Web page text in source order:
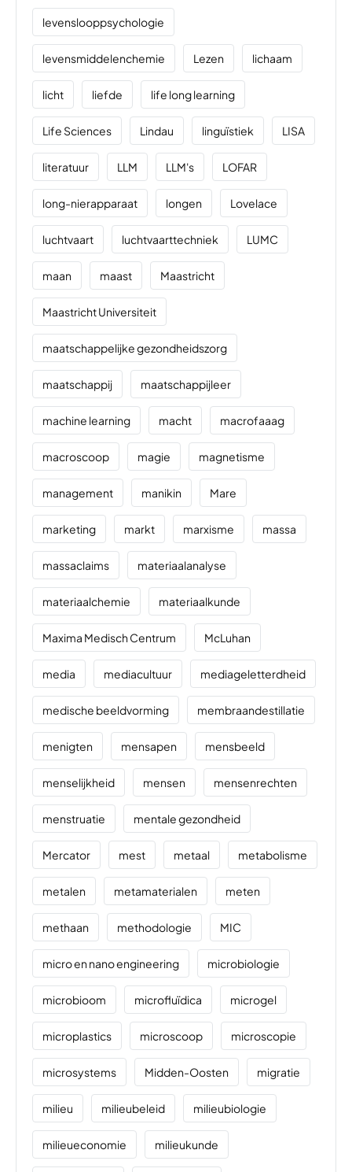
levenslooppsychologie
levensmiddelenchemie Lezen lichaam
licht liefde life long learning
Life Sciences Lindau linguïstiek LISA
literatuur LLM LLM's LOFAR
long-nierapparaat longen Lovelace
luchtvaart luchtvaarttechniek LUMC
maan maast Maastricht
Maastricht Universiteit
maatschappelijke gezondheidszorg
maatschappij maatschappijleer
machine learning macht macrofaaag
macroscoop magie magnetisme
management manikin Mare
marketing markt marxisme massa
massaclaims materiaalanalyse
materiaalchemie materiaalkunde
Maxima Medisch Centrum McLuhan
media mediacultuur mediageletterdheid
medische beeldvorming membraandestillatie
menigten mensapen mensbeeld
menselijkheid mensen mensenrechten
menstruatie mentale gezondheid
Mercator mest metaal metabolisme
metalen metamaterialen meten
methaan methodologie MIC
micro en nano engineering microbiologie
microbioom microfluïdica microgel
microplastics microscoop microscopie
microsystems Midden-Oosten migratie
milieu milieubeleid milieubiologie
milieueconomie milieukunde